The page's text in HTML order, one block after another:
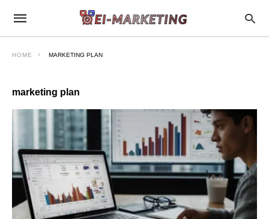
HOME MARKETING PLAN
marketing plan